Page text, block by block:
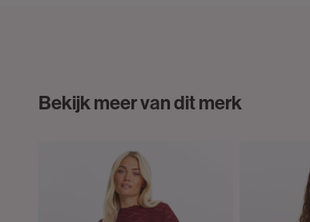
Bekijk meer van dit merk